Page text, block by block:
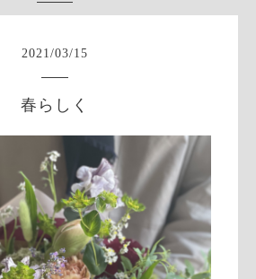
2021 /03/15
春らしく